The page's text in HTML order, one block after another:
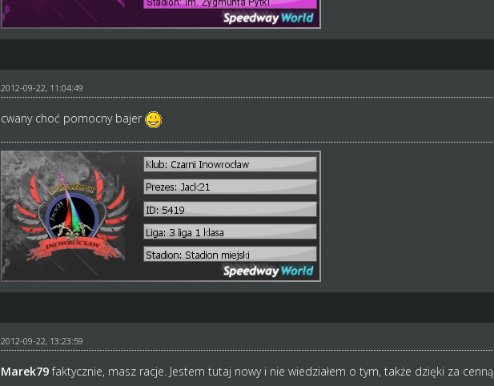
2012-09-22, 11:04:49
cwany choć pomocny bajer
2012-09-22, 13:23:59
Marek79faktycznie, masz racje. Jestem tutaj nowy i nie wiedziałem o tym, także dzięki za